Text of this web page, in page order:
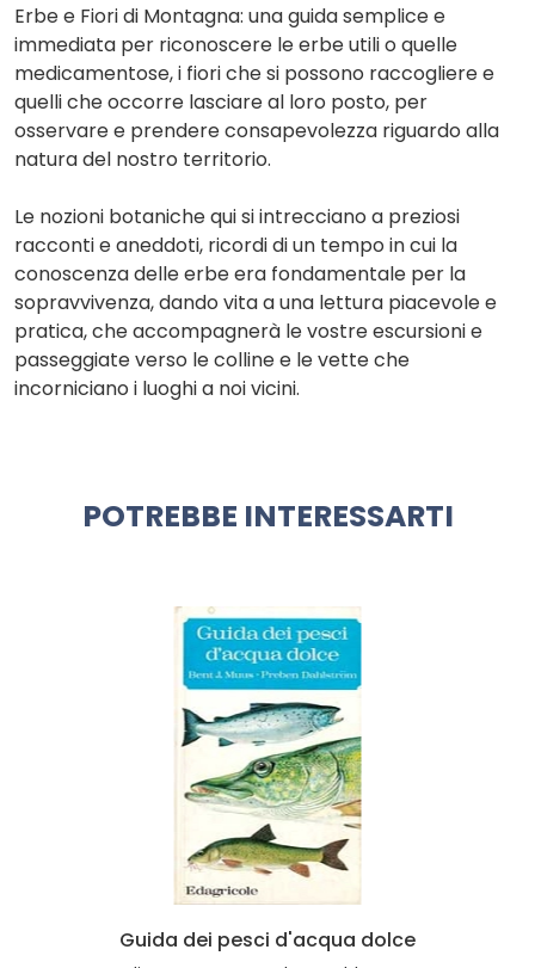
Erbe e Fiori di Montagna: una guida semplice e
immediata per riconoscere le erbe utili o quelle
medicamentose, i fiori che si possono raccogliere e
quelli che occorre lasciare al loro posto, per
osservare e prendere consapevolezza riguardo alla
natura del nostro territorio.
Le nozioni botaniche qui si intrecciano a preziosi
racconti e aneddoti, ricordi di un tempo in cui la
conoscenza delle erbe era fondamentale per la
sopravvivenza, dando vita a una lettura piacevole e
pratica, che accompagnerà le vostre escursioni e
passeggiate verso le colline e le vette che
incorniciano i luoghi a noi vicini.
POTREBBE INTERESSARTI
Guida dei pesci d'acqua dolce